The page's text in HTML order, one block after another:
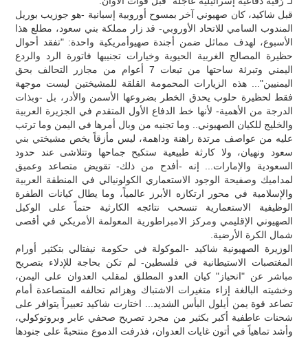
قبل شاكيد، كان صهيوني آخر بمسوح أوروبية إسبانية -هو جوزيب بوريل
المندوب السامي للاتحاد الأوروبي- قد زار مملكة بني سعود، مطلع هذا
الأسبوع، لهدف مماثل ضمن أجندة صهيوأمريكية واحدة: "تفقد أحوال
حظيرة المصالح الغربية الحيوية وخيارات تجنيبها فاتورة الرد والردع
اليمني وتبرئة ساحتها من تبعات 7 أعوام من مجازر التحالف بحق
اليمنيين"... هذه الزيارات المحمومة القلقة للمشيختين ليست موجهة
فقط لحظيرة حلوب يحدق الخطر بضروعها الأسمن والأدر، بل -وبذات
الدرجة من الأهمية- لأنها خط الدفاع الأول المتقدم في الجزيرة العربية
والخليج للكيان الصهيوني.. وما تجنيه من وبال أمرها في اليمن وما ترتب
عليه من عواصف مرتدة راهنة وداهمة، ليس مأزقاً يخص مشيختي بني
سعود ونهيان، ولا كارثة طبيعية ستكبح جماحها وتتلاشى عند حدود
السعودية والإمارات... إنه -أفدح من ذلك- تقويض متصاعد وعميق
لمداميك وصفيحة الوجود الاستعماري الكولونيالي في المنطقة العربية
والإسلامية في محور ارتكازه الأبرز عالمياً، وما يطال كيانات الطفرة
الوظيفية الاستعمارية تنسحب نتائجه الكارثية حتماً على الوكيل
الصهيوني الإقليمي ومركز الامبراطورية المعولمة الأمريكي في أقصى
شمال الكرة الأرضية.
الوزيرة الصهيونية شاكيد -الموكولة في حكومة نيفتالي بتكثير أورام
المغتصبات الاستيطانية في فلسطين- لم تكن بحاجة للإدلاء بتصريح
مباشر عن "انحياز" كيان العدو المطلق لمقلب العدوان على اليمن،
وخشيته البالغة إزاء متغيرات الاشتباك وهزائم تحالفه المتصاعدة أمام
تصاعد قوة يمن أيلول البأس الشديد... اختارت شاكيد تعبيراً يتوافر على
شحنات عاطفية أكبر بكثير من مجرد تصريح صحفي عابر وبروتوكولي،
وأشد تماهياً في أتون غايات العدوان، فذرفت الدموع منتحبةً على جنودها